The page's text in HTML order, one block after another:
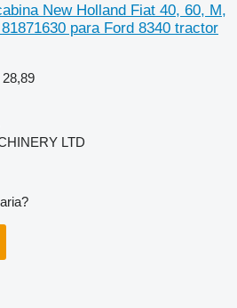
New Holland Fiat 40, 60, M,
para Ford 8340 tractor
LTD